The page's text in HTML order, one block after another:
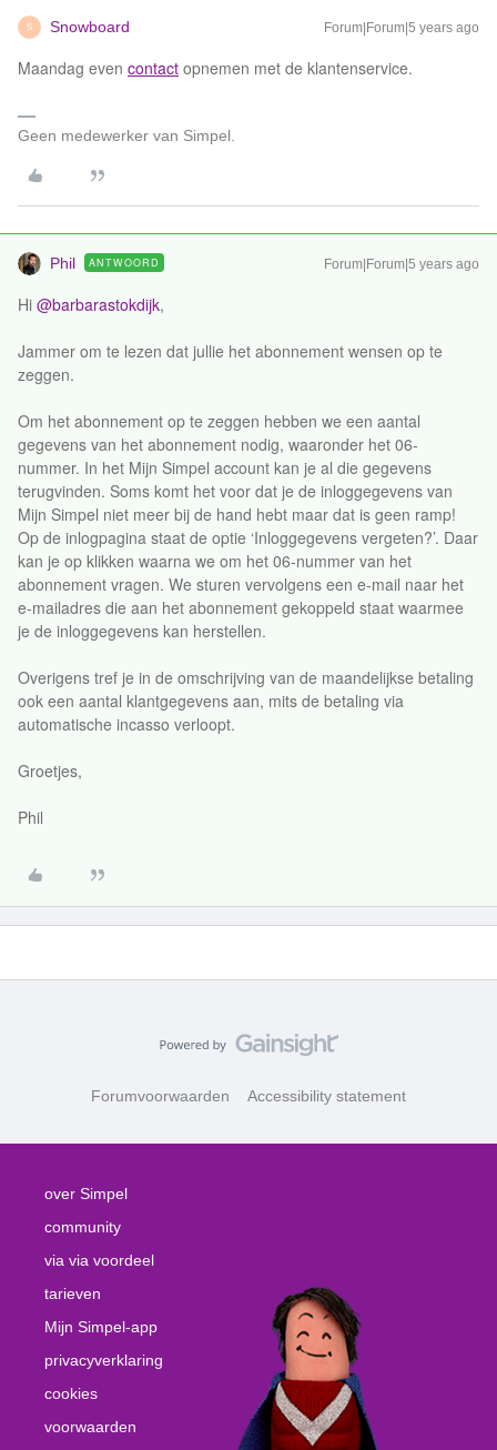
S Snowboard Forum|Forum|5 years ago
Maandag even contact opnemen met de klantenservice.
Geen medewerker van Simpel.
Phil ANTWOORD Forum|Forum|5 years ago
Hi @barbarastokdijk,
Jammer om te lezen dat jullie het abonnement wensen op te
zeggen.
Om het abonnement op te zeggen hebben we een aantal
gegevens van het abonnement nodig, waaronder het 06-
nummer. In het Mijn Simpel account kan je al die gegevens
terugvinden. Soms komt het voor dat je de inloggegevens van
Mijn Simpel niet meer bij de hand hebt maar dat is geen ramp!
Op de inlogpagina staat de optie ‘Inloggegevens vergeten?’. Daar
kan je op klikken waarna we om het 06-nummer van het
abonnement vragen. We sturen vervolgens een e-mail naar het
e-mailadres die aan het abonnement gekoppeld staat waarmee
je de inloggegevens kan herstellen.
Overigens tref je in de omschrijving van de maandelijkse betaling
ook een aantal klantgegevens aan, mits de betaling via
automatische incasso verloopt.
Groetjes,
Phil
Forumvoorwaarden Accessibility statement
over Simpel
community
via via voordeel
tarieven
Mijn Simpel-app
privacyverklaring
cookies
voorwaarden